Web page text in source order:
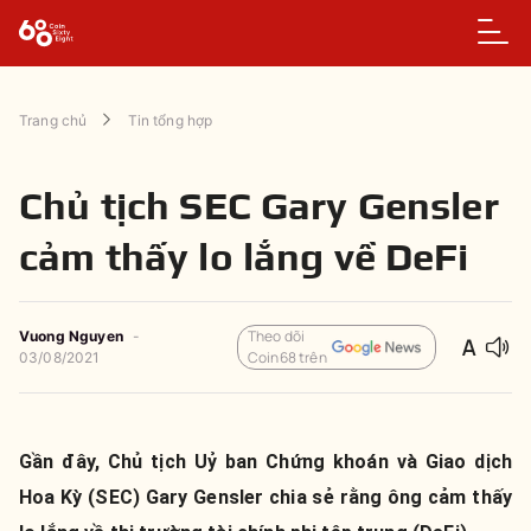
Trang chủ Tin tổng hợp
Chủ tịch SEC Gary Gensler
cảm thấy lo lắng về DeFi
Vuong Nguyen
-
03/08/2021
Theo dõi
Coin68 trên
Gần đây, Chủ tịch Uỷ ban Chứng khoán và Giao dịch
Hoa Kỳ (SEC) Gary Gensler chia sẻ rằng ông cảm thấy